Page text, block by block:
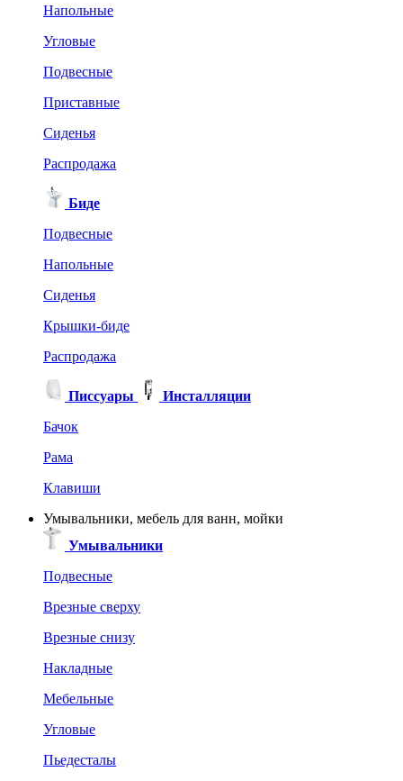
Напольные
Угловые
Подвесные
Приставные
Сиденья
Распродажа
Биде
Подвесные
Напольные
Сиденья
Крышки-биде
Распродажа
Писсуары
Инсталляции
Бачок
Рама
Клавиши
Умывальники, мебель для ванн, мойки
Умывальники
Подвесные
Врезные сверху
Врезные снизу
Накладные
Мебельные
Угловые
Пьедесталы